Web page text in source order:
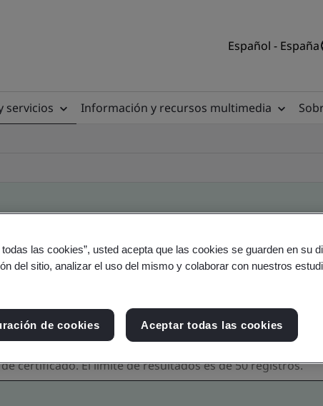
Español - España
servicios Información y recursos multimedia
- Validación y Verificación
las cookies”, usted acepta que las cookies se guarden en su
del sitio, analizar el uso del mismo y colaborar con nuestros
de cookies Aceptar todas las cookies